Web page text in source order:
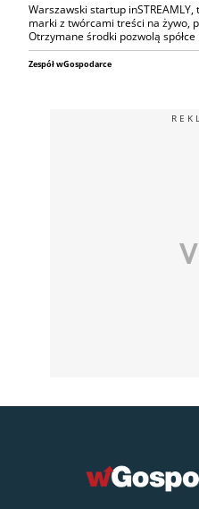
Warszawski startup
marki z twórcami treści na żywo,
Otrzymane środki pozwolą
Zespół wGospodarce